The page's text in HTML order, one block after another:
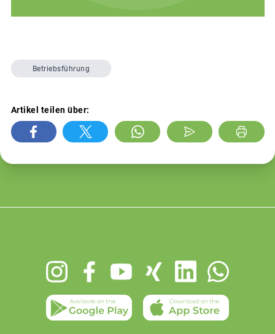
Betriebsführung
Artikel teilen über: